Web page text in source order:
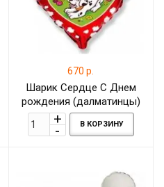
670 р.
Шарик Сердце С Днем
рождения (далматинцы)
Красный 46 см
В КОРЗИНУ